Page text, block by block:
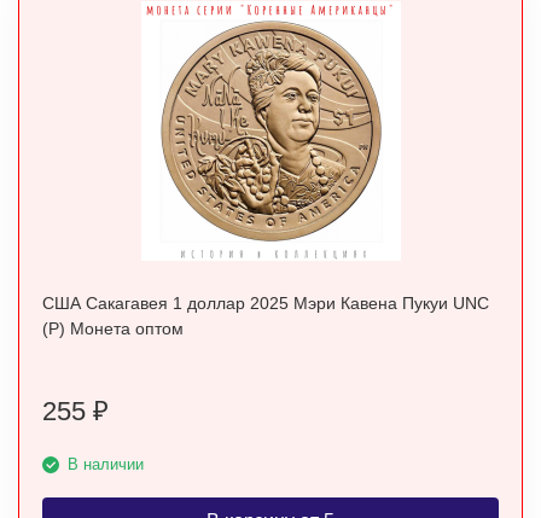
США Сакагавея 1 доллар 2025 Мэри Кавена Пукуи UNC
(P) Монета оптом
255 ₽
В наличии